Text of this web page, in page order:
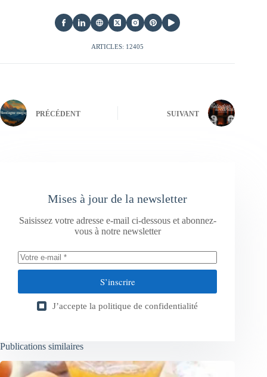
ARTICLES: 12405
PRÉCÉDENT SUIVANT
Mises à jour de la newsletter
Saisissez votre adresse e-mail ci-dessous et abonnez-
vous à notre newsletter
S’inscrire
J’accepte la politique de confidentialité
Publications similaires